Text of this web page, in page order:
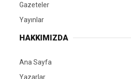
Gazeteler
Yayınlar
HAKKIMIZDA
Ana Sayfa
Yazarlar